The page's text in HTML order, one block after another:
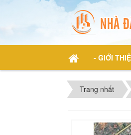
- GIỚI
Trang nhất